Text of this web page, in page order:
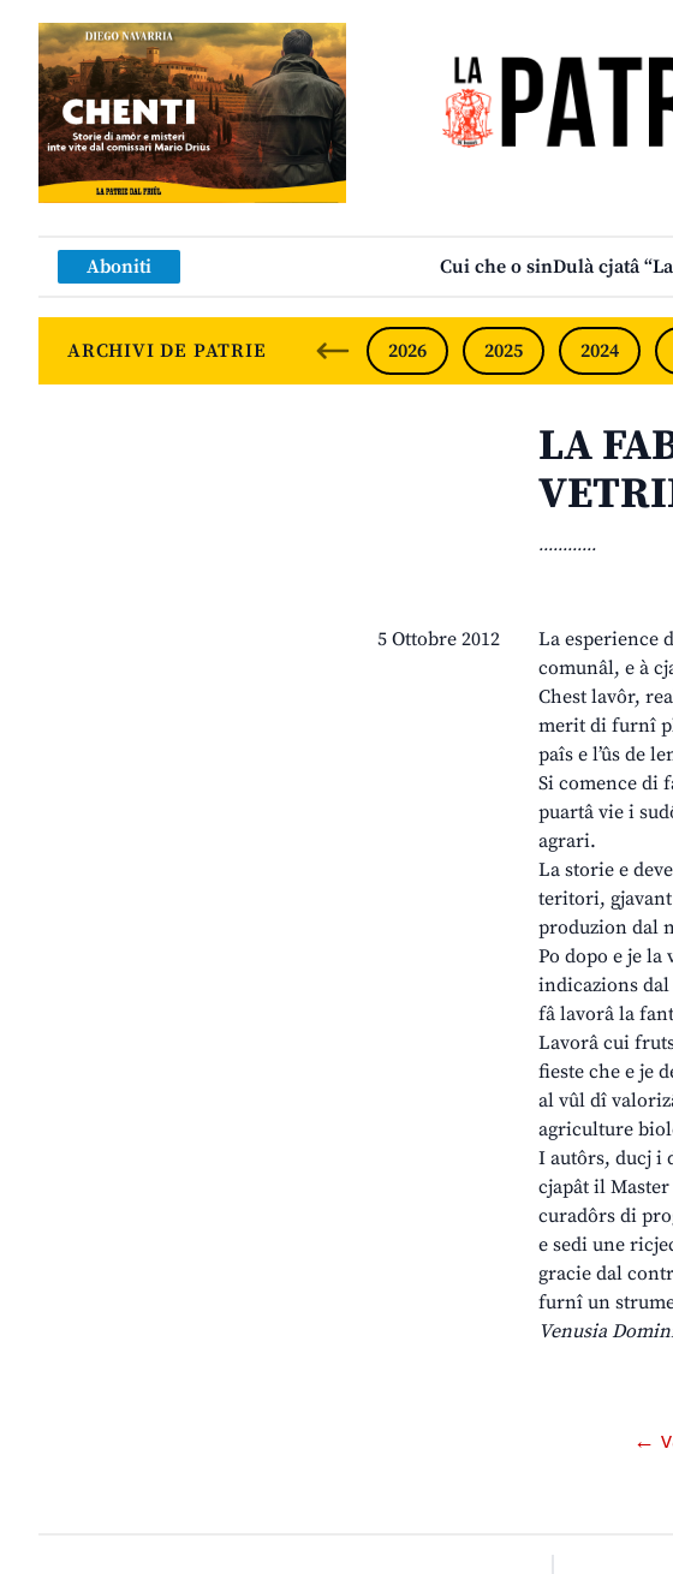
Aboniti Cui che o sinDulà cjatâ
ARCHIVI DE PATRIE 2026 2025 2024
LA
............
5 Ottobre 2012
La esperience
comunâl, e à
Chest lavôr,
merit di furnî
paîs e l’ûs de
Si comence di
puartâ vie i
agrari.
La storie e
teritori,
produzion dal
Po dopo e je
indicazions
fâ lavorâ la
Lavorâ cui
fieste che e je
al vûl dî
agriculture
I autôrs, ducj i
cjapât il
curadôrs di
e sedi une
gracie dal
furnî un
Venusia
←